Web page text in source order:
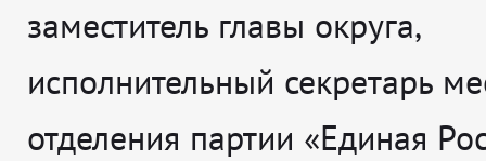
заместитель главы округа,
исполнительный секретарь
отделения партии «Единая